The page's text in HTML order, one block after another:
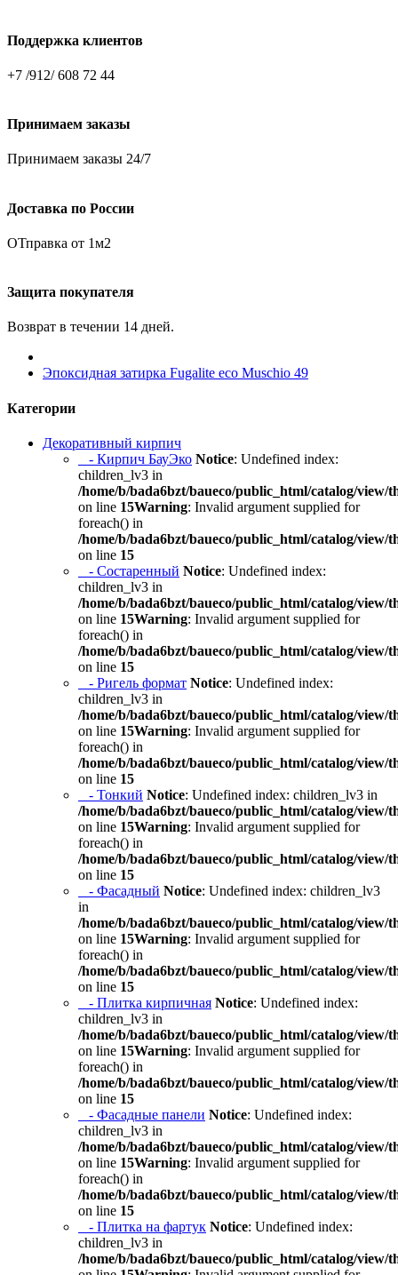
Поддержка клиентов
+7 /912/ 608 72 44
Принимаем заказы
Принимаем заказы 24/7
Доставка по России
ОТправка от 1м2
Защита покупателя
Возврат в течении 14 дней.
Эпоксидная затирка Fugalite eco Muschio 49
Категории
Декоративный кирпич
- Кирпич БауЭко Notice: Undefined index:
children_lv3 in
/home/b/bada6bzt/baueco/public_html/catalog/view/
on line 15Warning: Invalid argument supplied for
foreach() in
/home/b/bada6bzt/baueco/public_html/catalog/view/
on line 15
- Состаренный Notice: Undefined index:
children_lv3 in
/home/b/bada6bzt/baueco/public_html/catalog/view/
on line 15Warning: Invalid argument supplied for
foreach() in
/home/b/bada6bzt/baueco/public_html/catalog/view/
on line 15
- Ригель формат Notice: Undefined index:
children_lv3 in
/home/b/bada6bzt/baueco/public_html/catalog/view/
on line 15Warning: Invalid argument supplied for
foreach() in
/home/b/bada6bzt/baueco/public_html/catalog/view/
on line 15
- Тонкий Notice: Undefined index: children_lv3 in
/home/b/bada6bzt/baueco/public_html/catalog/view/
on line 15Warning: Invalid argument supplied for
foreach() in
/home/b/bada6bzt/baueco/public_html/catalog/view/
on line 15
- Фасадный Notice: Undefined index: children_lv3
in
/home/b/bada6bzt/baueco/public_html/catalog/view/
on line 15Warning: Invalid argument supplied for
foreach() in
/home/b/bada6bzt/baueco/public_html/catalog/view/
on line 15
- Плитка кирпичная Notice: Undefined index:
children_lv3 in
/home/b/bada6bzt/baueco/public_html/catalog/view/
on line 15Warning: Invalid argument supplied for
foreach() in
/home/b/bada6bzt/baueco/public_html/catalog/view/
on line 15
- Фасадные панели Notice: Undefined index:
children_lv3 in
/home/b/bada6bzt/baueco/public_html/catalog/view/
on line 15Warning: Invalid argument supplied for
foreach() in
/home/b/bada6bzt/baueco/public_html/catalog/view/
on line 15
- Плитка на фартук Notice: Undefined index:
children_lv3 in
/home/b/bada6bzt/baueco/public_html/catalog/view/